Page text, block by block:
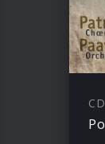
CD